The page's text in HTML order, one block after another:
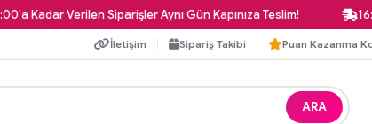
Verilen Siparişler Aynı Gün Kapınıza Teslim! 16:00'a
İletişim Sipariş Takibi Puan Kazanma
ARA